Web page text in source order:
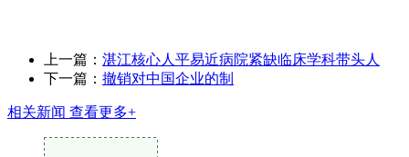
上一篇： 湛江核心人平易近病院紧缺临床学科带头人
下一篇： 撤销对中国企业的制
相关新闻 查看更多+